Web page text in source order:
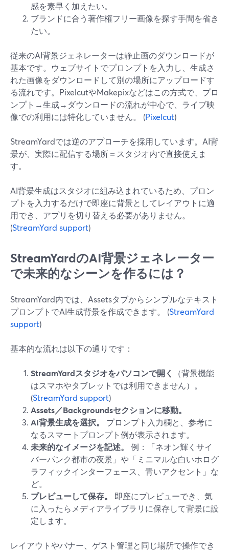
感を素早く加えたい。
ブランドに合う著作権フリー画像を探す手間を省き
たい。
従来のAI背景ジェネレーターは静止画のダウンロードが
基本です。ウェブサイトでプロンプトを入力し、生成さ
れた画像をダウンロードして別の場所にアップロードす
る流れです。PixelcutやMakepixなどはこの方式で、プロ
ンプト→生成→ダウンロードの流れが中心で、ライブ映
像での利用には特化していません。 (Pixelcut)
StreamYardでは逆のアプローチを採用しています。AI背
景が、実際に配信する場所＝スタジオ内で直接使えま
す。
AI背景生成はスタジオに組み込まれているため、プロン
プトを入力するだけで即座に背景としてレイアウトに適
用でき、アプリを切り替える必要がありません。
(StreamYard support)
StreamYardのAI背景ジェネレーター
で未来的なシーンを作るには？
StreamYard内では、Assetsタブからシンプルなテキスト
プロンプトでAI生成背景を作成できます。 (StreamYard
support)
基本的な流れは以下の通りです：
StreamYardスタジオをパソコンで開く
（背景機能
はスマホやタブレットでは利用できません）。
(StreamYard support)
Assets／Backgroundsセクションに移動。
AI背景生成を選択。
プロンプト入力欄と、参考に
なるスマートプロンプト例が表示されます。
未来的なイメージを記述。
例：「ネオン輝くサイ
バーパンク都市の夜景」や「ミニマルな白いホログ
ラフィックインターフェース、青いアクセント」な
ど。
プレビューして保存。
即座にプレビューでき、気
に入ったらメディアライブラリに保存して背景に設
定します。
レイアウトやバナー、ゲスト管理と同じ場所で操作でき